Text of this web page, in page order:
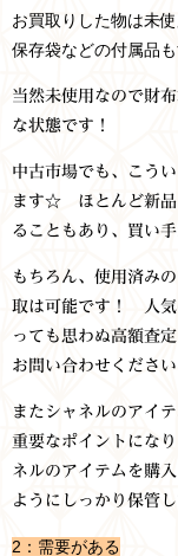
お買取りした物は未
保存袋などの付属品
当然未使用なので財
な状態です！
中古市場でも、こう
ます☆ ほとんど新品
ることもあり、買い
もちろん、使用済み
取は可能です！ 人気
っても思わぬ高額査
お問い合わせくださ
またシャネルのアイ
重要なポイントにな
ネルのアイテムを購
ようにしっかり保管
2：需要がある